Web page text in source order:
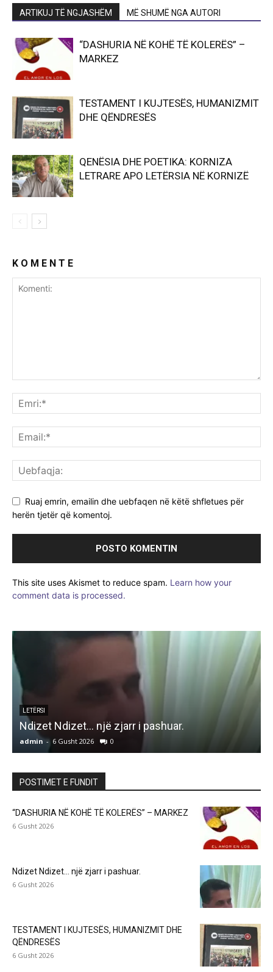
ARTIKUJ TË NGJASHËM MË SHUMË NGA AUTORI
“DASHURIA NË KOHË TË KOLERËS” –
MARKEZ
TESTAMENT I KUJTESËS, HUMANIZMIT
DHE QËNDRESËS
QENËSIA DHE POETIKA: KORNIZA
LETRARE APO LETËRSIA NË KORNIZË
K O M E N T E
Ruaj emrin, emailin dhe uebfaqen në këtë shfletues për
herën tjetër që komentoj.
This site uses Akismet to reduce spam. Learn how your
comment data is processed.
LETËRSI
Ndizet Ndizet… një zjarr i pashuar.
admin - 6 Gusht 2026 0
POSTIMET E FUNDIT
“DASHURIA NË KOHË TË KOLERËS” – MARKEZ
6 Gusht 2026
Ndizet Ndizet… një zjarr i pashuar.
6 Gusht 2026
TESTAMENT I KUJTESËS, HUMANIZMIT DHE
QËNDRESËS
6 Gusht 2026